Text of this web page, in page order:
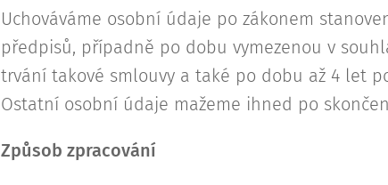
Uchováváme osobní údaje po zákonem
předpisů, případně po dobu vymezenou v
trvání takové smlouvy a také po dobu až 4 let
Ostatní osobní údaje mažeme ihned po
Způsob zpracování